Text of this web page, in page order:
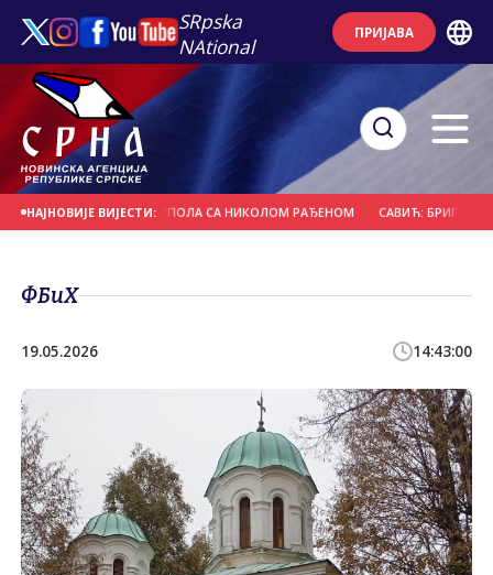
SRpska
NAtional
ПРИЈАВА
НАЈНОВИЈЕ ВИЈЕСТИ:
ПЛИВАЊА И ВАТЕРПОЛА СА НИКОЛОМ РАЂЕНОМ САВИЋ: БРИГА О
ФБиХ
19.05.2026 14:43:00